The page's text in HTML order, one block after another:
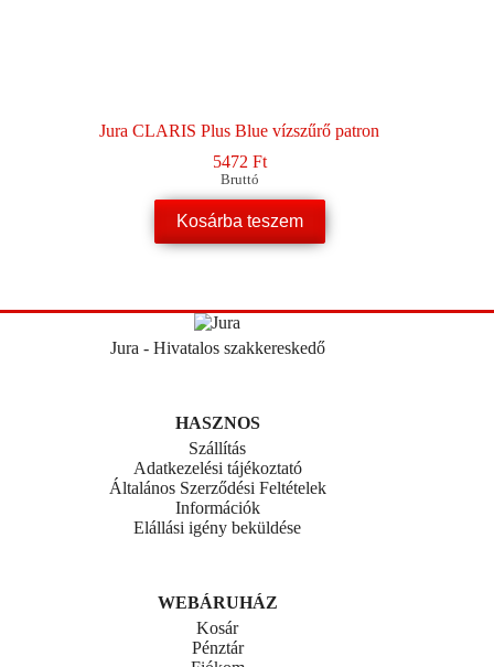
Jura CLARIS Plus Blue vízszűrő patron
5472 Ft
Bruttó
Kosárba teszem
Jura - Hivatalos szakkereskedő
HASZNOS
Szállítás
Adatkezelési tájékoztató
Általános Szerződési Feltételek
Információk
Elállási igény beküldése
WEBÁRUHÁZ
Kosár
Pénztár